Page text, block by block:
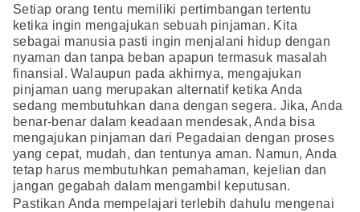
Setiap orang tentu memiliki pertimbangan tertentu
ketika ingin mengajukan sebuah pinjaman. Kita
sebagai manusia pasti ingin menjalani hidup dengan
nyaman dan tanpa beban apapun termasuk masalah
finansial. Walaupun pada akhirnya, mengajukan
pinjaman uang merupakan alternatif ketika Anda
sedang membutuhkan dana dengan segera. Jika, Anda
benar-benar dalam keadaan mendesak, Anda bisa
mengajukan pinjaman dari Pegadaian dengan proses
yang cepat, mudah, dan tentunya aman. Namun, Anda
tetap harus membutuhkan pemahaman, kejelian dan
jangan gegabah dalam mengambil keputusan.
Pastikan Anda mempelajari terlebih dahulu mengenai